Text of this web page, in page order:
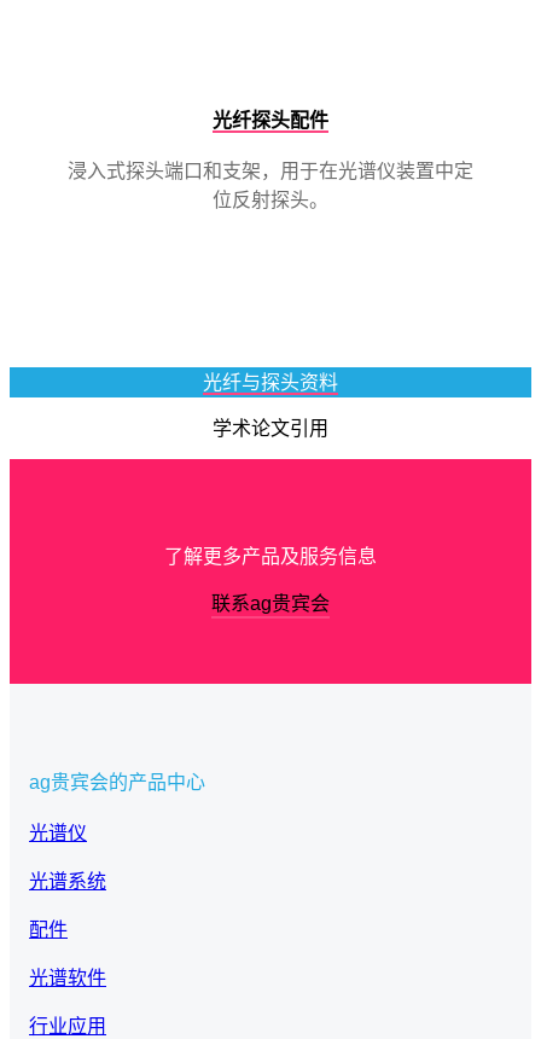
光纤探头配件
浸入式探头端口和支架，用于在光谱仪装置中定
位反射探头。
光纤与探头资料
学术论文引用
了解更多产品及服务信息
联系ag贵宾会
ag贵宾会的产品中心
光谱仪
光谱系统
配件
光谱软件
行业应用